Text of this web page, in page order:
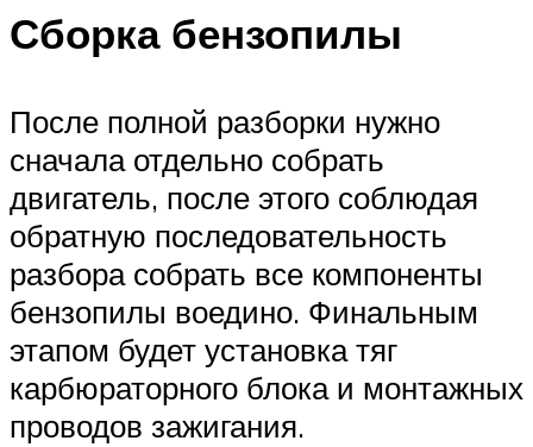
Сборка бензопилы
После полной разборки нужно
сначала отдельно собрать
двигатель, после этого соблюдая
обратную последовательность
разбора собрать все компоненты
бензопилы воедино. Финальным
этапом будет установка тяг
карбюраторного блока и монтажных
проводов зажигания.